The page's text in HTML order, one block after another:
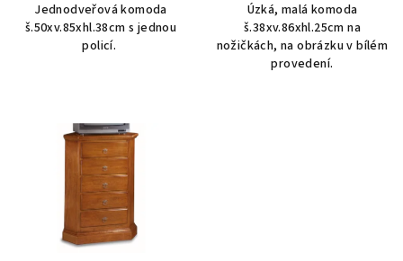
Jednodveřová komoda
š.50xv.85xhl.38cm s jednou
policí.
Úzká, malá komoda
š.38xv.86xhl.25cm na
nožičkách, na obrázku v bílém
provedení.